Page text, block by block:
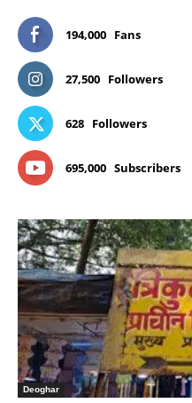
194,000 Fans
27,500 Followers
628 Followers
695,000 Subscribers
Deoghar